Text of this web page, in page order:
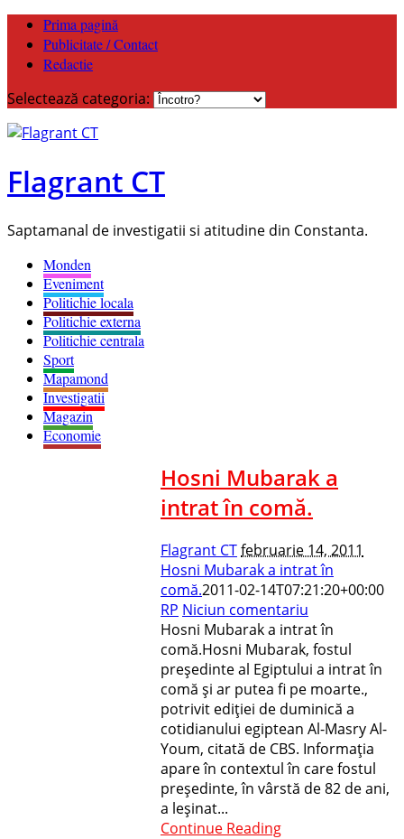
Prima pagină
Publicitate / Contact
Redactie
Selectează categoria:
Flagrant CT
Saptamanal de investigatii si atitudine din Constanta.
Monden
Eveniment
Politichie locala
Politichie externa
Politichie centrala
Sport
Mapamond
Investigatii
Magazin
Economie
Hosni Mubarak a
intrat în comă.
Flagrant CTfebruarie 14, 2011
Hosni Mubarak a intrat în
comă.2011-02-14T07:21:20+00:00
RP Niciun comentariu
Hosni Mubarak a intrat în
comă.Hosni Mubarak, fostul
preşedinte al Egiptului a intrat în
comă şi ar putea fi pe moarte.,
potrivit ediţiei de duminică a
cotidianului egiptean Al-Masry Al-
Youm, citată de CBS. Informaţia
apare în contextul în care fostul
preşedinte, în vârstă de 82 de ani,
a leşinat...
Continue Reading